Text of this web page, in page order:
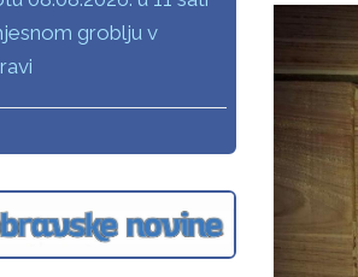
groblju v